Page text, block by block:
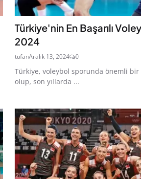
Türkiye'nin En Başarılı
2024
tufanAralık 13, 2024 0
Türkiye, voleybol sporunda önemli
olup, son yıllarda ...